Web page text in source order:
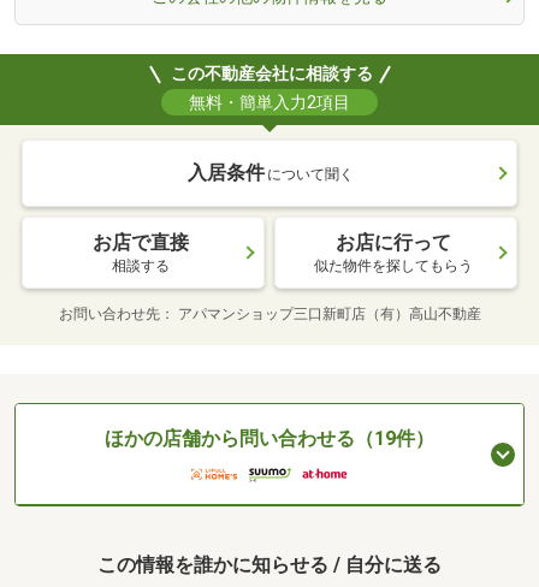
この不動産会社に相談する
無料・簡単入力2項目
入居条件 について聞く
お店で直接
相談する
お店に行って
似た物件を探してもらう
お問い合わせ先 アパマンショップ三口新町店（有）高山不動産
ほかの店舗から問い合わせる（19件）
この情報を誰かに知らせる / 自分に送る